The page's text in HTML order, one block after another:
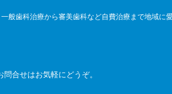
般歯科治療から審美歯科など自費治療まで地域に
問合せはお気軽にどうぞ。